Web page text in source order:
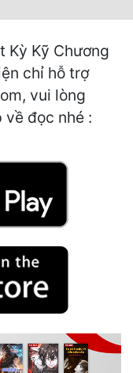
Kỳ Kỹ Chương
chỉ hỗ trợ
vui lòng
đọc nhé :